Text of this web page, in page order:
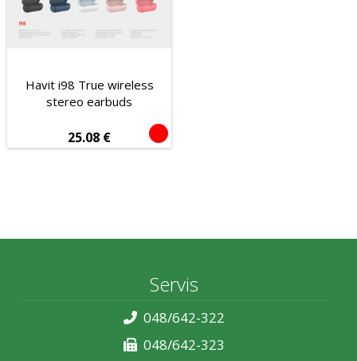
Havit i98 True wireless
stereo earbuds
25.08 €
Servis
048/642-322
048/642-323